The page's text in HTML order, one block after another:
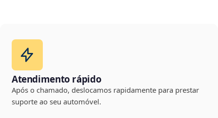
Atendimento rápido
Após o chamado, deslocamos rapidamente para prestar
suporte ao seu automóvel.